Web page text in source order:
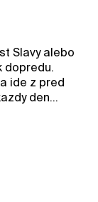
Slavy alebo
dopredu.
ide z pred
den…